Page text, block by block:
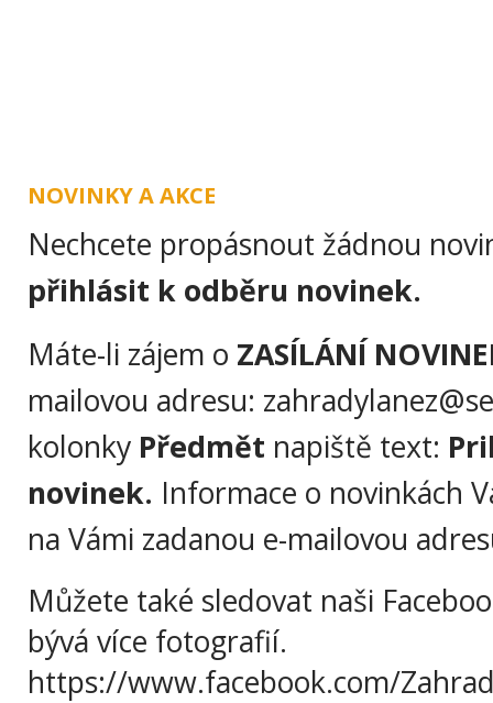
NOVINKY A AKCE
Nechcete propásnout žádnou
přihlásit k odběru novinek.
Máte-li zájem o ZASÍLÁNÍ
mailovou adresu:
kolonky Předmět napiště text:
novinek. Informace o novinkách
na Vámi zadanou e-mailovou
Můžete také sledovat naši
bývá více fotografií.
https://www.facebook.com/